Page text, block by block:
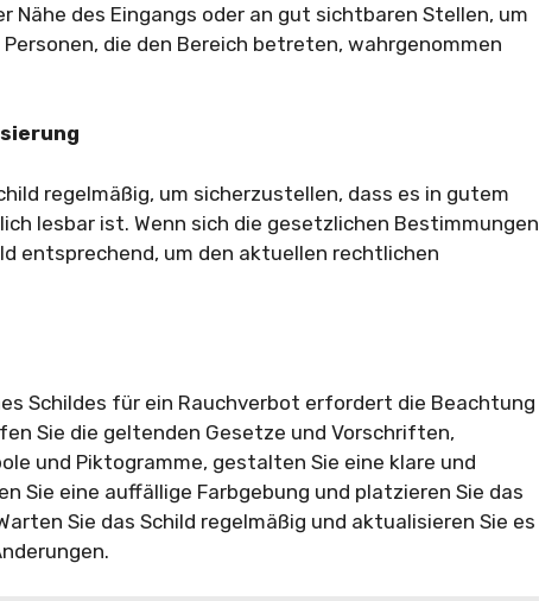
Nähe des Eingangs oder an gut sichtbaren Stellen, um
die den Bereich betreten, wahrgenommen
regelmäßig, um sicherzustellen, dass es in gutem
lesbar ist. Wenn sich die gesetzlichen Bestimmungen
entsprechend, um den aktuellen rechtlichen
Schildes für ein Rauchverbot erfordert die Beachtung
Sie die geltenden Gesetze und Vorschriften,
und Piktogramme, gestalten Sie eine klare und
Sie eine auffällige Farbgebung und platzieren Sie das
Sie das Schild regelmäßig und aktualisieren Sie es